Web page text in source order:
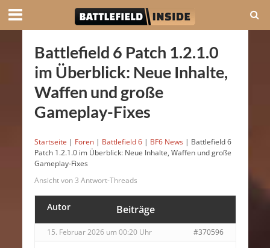
Battlefield 6 Patch 1.2.1.0
im Überblick: Neue Inhalte,
Waffen und große
Gameplay-Fixes
Startseite | Foren | Battlefield 6 | BF6 News | Battlefield 6
Patch 1.2.1.0 im Überblick: Neue Inhalte, Waffen und große
Gameplay-Fixes
Ansicht von 3 Antwort-Threads
Autor Beiträge
15. Februar 2026 um 00:20 Uhr #370596